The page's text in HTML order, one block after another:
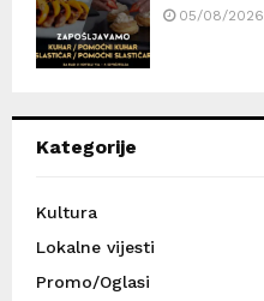
05/08/2026
Kategorije
Kultura
Lokalne vijesti
Promo/Oglasi